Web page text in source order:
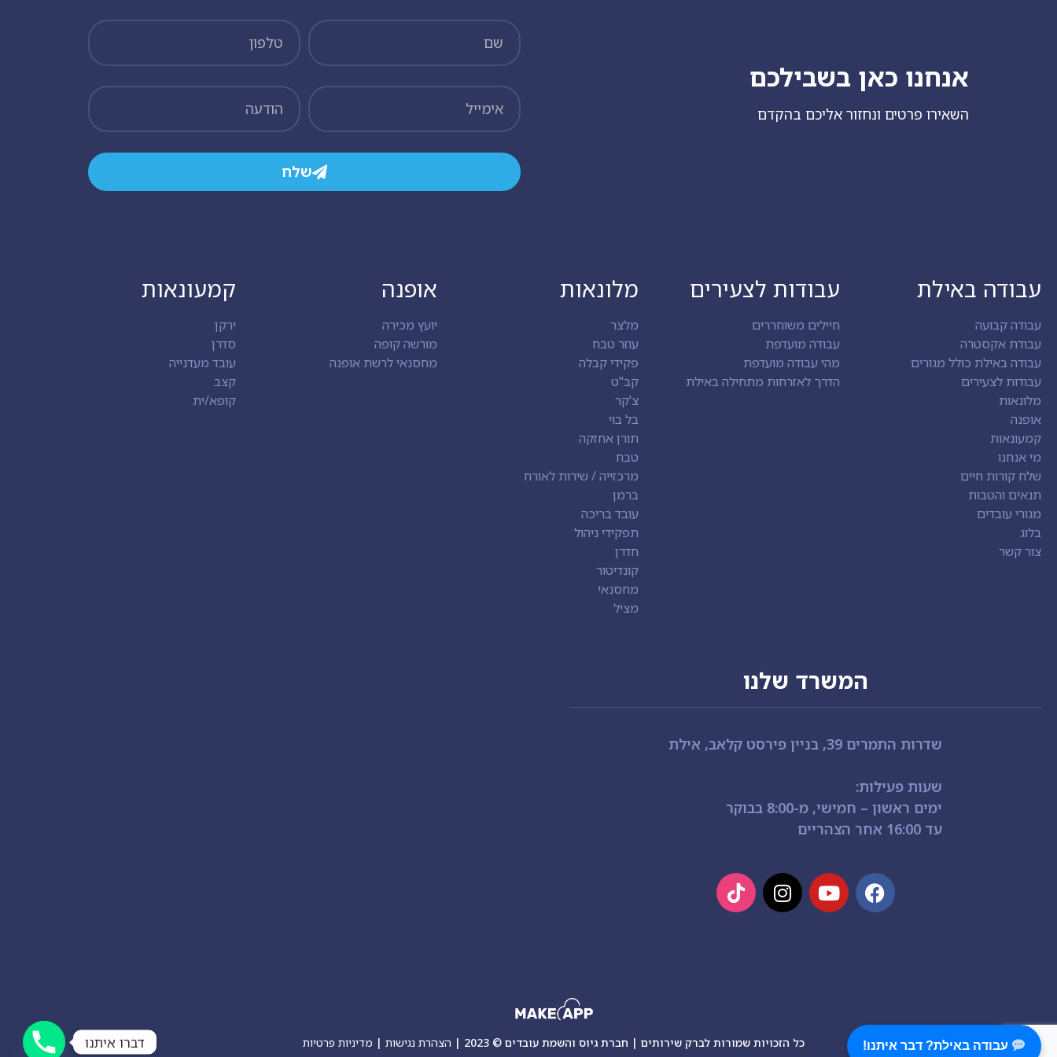
אנחנו כאן בשבילכם
השאירו פרטים ונחזור אליכם בהקדם
שלח
עבודה באילת
עבודה קבועה
עבודת אקסטרה
עבודה באילת כולל מגורים
עבודות לצעירים
מלונאות
אופנה
קמעונאות
מי אנחנו
שלח קורות חיים
תנאים והטבות
מגורי עובדים
בלוג
צור קשר
עבודות לצעירים
חיילים משוחררים
עבודה מועדפת
מהי עבודה מועדפת
הדרך לאזרחות מתחילה באילת
מלונאות
מלצר
עוזר טבח
פקידי קבלה
קב"ט
צ'קר
בל בוי
תורן אחזקה
טבח
מרכזייה / שירות לאורח
ברמן
עובד בריכה
תפקידי ניהול
חדרן
קונדיטור
מחסנאי
מציל
אופנה
יועץ מכירה
מורשה קופה
מחסנאי לרשת אופנה
קמעונאות
ירקן
סדרן
עובד מעדנייה
קצב
קופא/ית
המשרד שלנו
שדרות התמרים 39, בניין פירסט קלאב, אילת
שעות פעילות:
ימים ראשון – חמישי, מ-8:00 בבוקר
עד 16:00 אחר הצהריים
כל הזכויות שמורות לברק שירותים | חברת גיוס והשמת עובדים © 2023 | הצהרת נגישות | מדיניות פרטיות עבודה באילת? דבר איתנו! דברו איתנו